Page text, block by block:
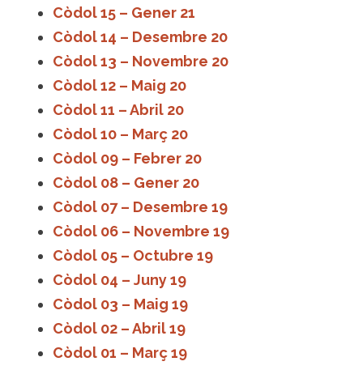
Còdol 15 – Gener 21
Còdol 14 – Desembre 20
Còdol 13 – Novembre 20
Còdol 12 – Maig 20
Còdol 11 – Abril 20
Còdol 10 – Març 20
Còdol 09 – Febrer 20
Còdol 08 – Gener 20
Còdol 07 – Desembre 19
Còdol 06 – Novembre 19
Còdol 05 – Octubre 19
Còdol 04 – Juny 19
Còdol 03 – Maig 19
Còdol 02 – Abril 19
Còdol 01 – Març 19